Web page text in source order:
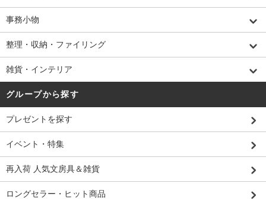
事務小物
整理・収納・ファイリング
雑貨・インテリア
グループから探す
プレゼントを探す
イベント・特集
再入荷 人気文房具＆雑貨
ロングセラー・ヒット商品